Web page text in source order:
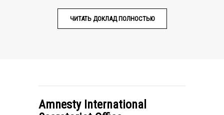
ЧИТАТЬ ДОКЛАД ПОЛНОСТЬЮ
Amnesty International